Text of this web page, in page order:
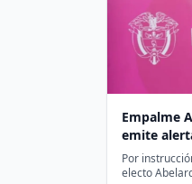
Empalme
emite
congelar
última
Por
electo